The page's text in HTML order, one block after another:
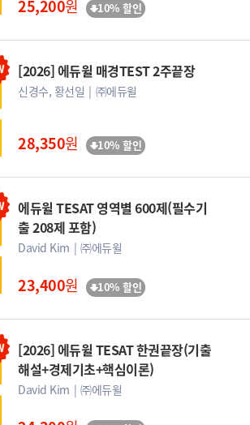
25,200원 10% 할인
[2026] 에듀윌 매경TEST 2주끝장
신경수, 황선일 ㈜에듀윌
28,350원 10% 할인
에듀윌 TESAT 영역별 600제(필수기
출 208제 포함)
David Kim ㈜에듀윌
23,400원 10% 할인
[2026] 에듀윌 TESAT 한권끝장(기출
해설+경제기초+핵심이론)
David Kim ㈜에듀윌